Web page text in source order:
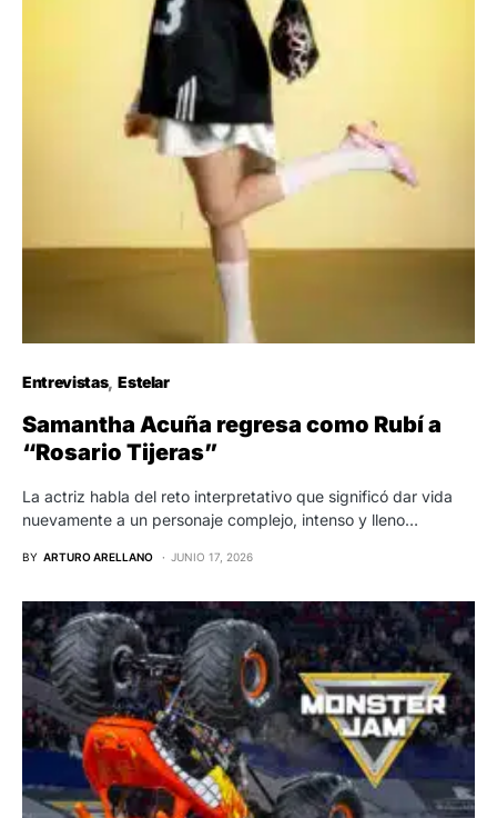
Entrevistas Estelar
Samantha Acuña regresa como Rubí a
“Rosario Tijeras”
La actriz habla del reto interpretativo que significó dar vida
nuevamente a un personaje complejo, intenso y lleno…
BY ARTURO ARELLANO JUNIO 17, 2026